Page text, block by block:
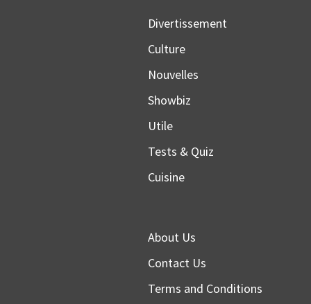
Divertissement
Culture
Nouvelles
Showbiz
Utile
Tests & Quiz
Cuisine
About Us
Contact Us
Terms and Conditions